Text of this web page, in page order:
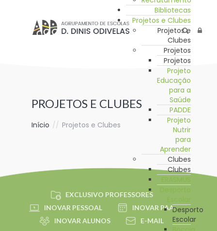
Bibliotecas
Projetos e Clubes
Projetos e
Clubes
Projetos
Projetos
Projeto
Educação
para a
Saúde
PADDE
Projeto
Nutrir
para
Aprender
Clubes
Clubes
ERASMUS
Desporto
Escolar
Desporto
Escolar
PROJETOS E CLUBES
Início // Projetos e Clubes
EXCLUSIVO PROFESSORES
INOVAR PESSOAL
INOVAR PAA
INOVAR ALUNOS
E-MAIL